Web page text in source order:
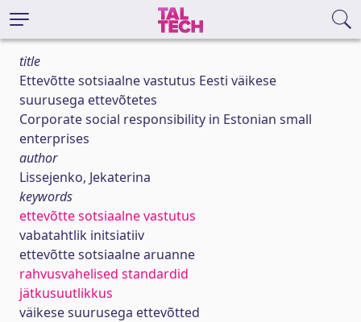
title
Ettevõtte sotsiaalne vastutus Eesti väikese
suurusega ettevõtetes
Corporate social responsibility in Estonian small
enterprises
author
Lissejenko, Jekaterina
keywords
ettevõtte sotsiaalne vastutus
vabatahtlik initsiatiiv
ettevõtte sotsiaalne aruanne
rahvusvahelised standardid
jätkusuutlikkus
väikese suurusega ettevõtted